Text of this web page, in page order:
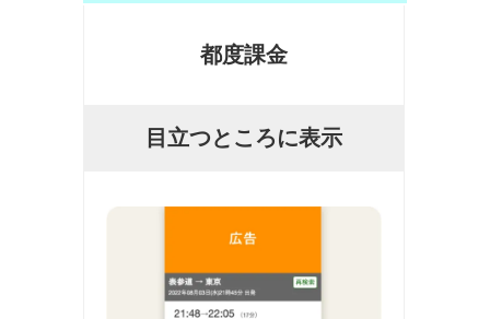
都度課金
目立つところに表示